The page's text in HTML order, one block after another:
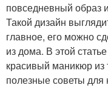
повседневный образ
Такой дизайн
главное, его можно
из дома. В этой
красивый маникюр из
полезные советы